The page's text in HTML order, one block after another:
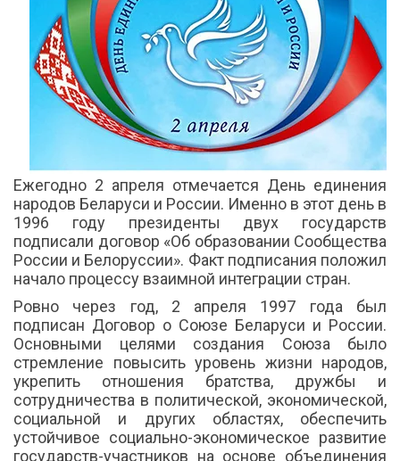
Ежегодно 2 апреля отмечается День единения
народов Беларуси и России. Именно в этот день в
1996 году президенты двух государств
подписали договор «Об образовании Сообщества
России и Белоруссии». Факт подписания положил
начало процессу взаимной интеграции стран.
Ровно через год, 2 апреля 1997 года был
подписан Договор о Союзе Беларуси и России.
Основными целями создания Союза было
стремление повысить уровень жизни народов,
укрепить отношения братства, дружбы и
сотрудничества в политической, экономической,
социальной и других областях, обеспечить
устойчивое социально-экономическое развитие
государств-участников на основе объединения